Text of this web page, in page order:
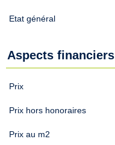
Etat général
Aspects financiers
Prix
Prix hors honoraires
Prix au m2